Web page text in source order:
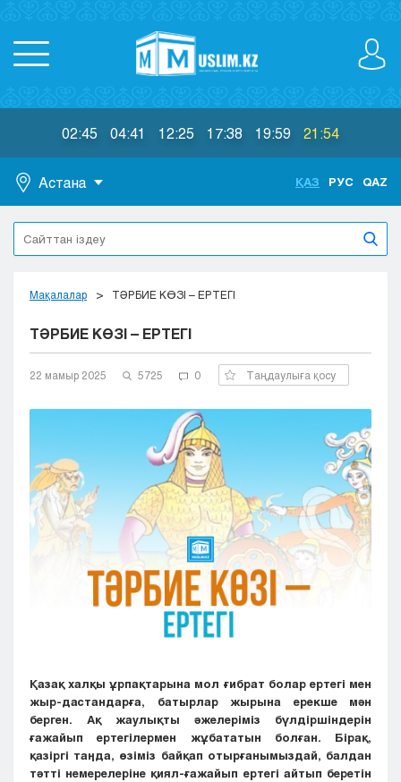
02:45 04:41 12:25 17:38 19:59 21:54
Астана
Астана
Алматы
Актобе
Жезказган
Караганда
Кокшетау
Петропавловск
Семей
Талдыкорган
Тараз
Туркестан
Усть-Каменогорск
ҚАЗ РУС QAZ
Мақалалар ТӘРБИЕ КӨЗІ – ЕРТЕГІ
ТӘРБИЕ КӨЗІ – ЕРТЕГІ
22 мамыр 2025 5725 0 Таңдаулыға қосу
Қазақ халқы ұрпақтарына мол ғибрат болар ертегі мен
жыр-дастандарға, батырлар жырына ерекше мән
берген. Ақ жаулықты әжелеріміз бүлдіршіндерін
ғажайып ертегілермен жұбататын болған. Бірақ,
қазіргі таңда, өзіміз байқап отырғанымыздай, балдан
тәтті немерелеріне қиял-ғажайып ертегі айтып беретін